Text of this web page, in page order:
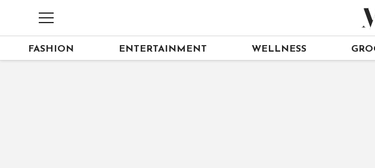
FASHION ENTERTAINMENT WELLNESS